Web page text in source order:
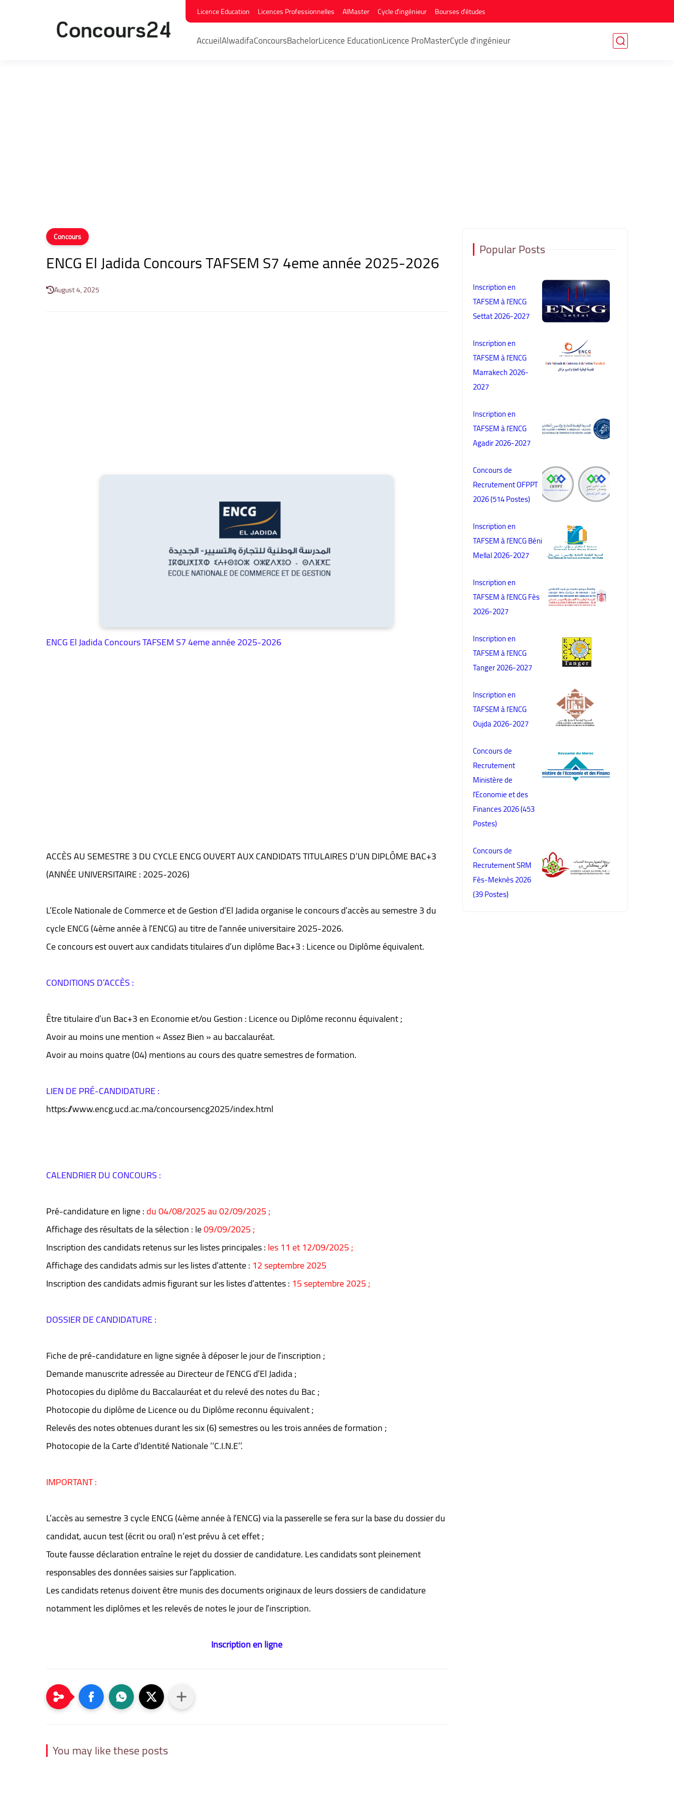
Licence Education Licences Professionnelles AlMaster Cycle d'ingénieur Bourses d'études
AccueilAlwadifaConcoursBachelorLicence EducationLicence ProMasterCycle d'ingénieur
Concours
ENCG El Jadida Concours TAFSEM S7 4eme année 2025-2026
August 4, 2025
ENCG El Jadida Concours TAFSEM S7 4eme année 2025-2026
ACCÈS AU SEMESTRE 3 DU CYCLE ENCG OUVERT AUX CANDIDATS TITULAIRES D’UN DIPLÔME BAC+3
(ANNÉE UNIVERSITAIRE : 2025-2026)
L’Ecole Nationale de Commerce et de Gestion d’El Jadida organise le concours d’accès au semestre 3 du
cycle ENCG (4ème année à l’ENCG) au titre de l’année universitaire 2025-2026.
Ce concours est ouvert aux candidats titulaires d’un diplôme Bac+3 : Licence ou Diplôme équivalent.
CONDITIONS D’ACCÈS :
Être titulaire d’un Bac+3 en Economie et/ou Gestion : Licence ou Diplôme reconnu équivalent ;
Avoir au moins une mention « Assez Bien » au baccalauréat.
Avoir au moins quatre (04) mentions au cours des quatre semestres de formation.
LIEN DE PRÉ-CANDIDATURE :
https://www.encg.ucd.ac.ma/concoursencg2025/index.html
CALENDRIER DU CONCOURS :
Pré-candidature en ligne :du 04/08/2025 au 02/09/2025 ;
Affichage des résultats de la sélection : le09/09/2025 ;
Inscription des candidats retenus sur les listes principales :les 11 et 12/09/2025 ;
Affichage des candidats admis sur les listes d’attente : 12 septembre 2025
Inscription des candidats admis figurant sur les listes d’attentes : 15 septembre 2025 ;
DOSSIER DE CANDIDATURE :
Fiche de pré-candidature en ligne signée à déposer le jour de l’inscription ;
Demande manuscrite adressée au Directeur de l’ENCG d’El Jadida ;
Photocopies du diplôme du Baccalauréat et du relevé des notes du Bac ;
Photocopie du diplôme de Licence ou du Diplôme reconnu équivalent ;
Relevés des notes obtenues durant les six (6) semestres ou les trois années de formation ;
Photocopie de la Carte d’Identité Nationale ‘‘C.I.N.E’’.
IMPORTANT :
L’accès au semestre 3 cycle ENCG (4ème année à l’ENCG) via la passerelle se fera sur la base du dossier du
candidat, aucun test (écrit ou oral) n’est prévu à cet effet ;
Toute fausse déclaration entraîne le rejet du dossier de candidature. Les candidats sont pleinement
responsables des données saisies sur l’application.
Les candidats retenus doivent être munis des documents originaux de leurs dossiers de candidature
notamment les diplômes et les relevés de notes le jour de l’inscription.
Inscription en ligne
You may like these posts
Popular Posts
Inscription en
TAFSEM à l'ENCG
Settat 2026-2027
Inscription en
TAFSEM à l'ENCG
Marrakech 2026-
2027
Inscription en
TAFSEM à l'ENCG
Agadir 2026-2027
Concours de
Recrutement OFPPT
2026 (514 Postes)
Inscription en
TAFSEM à l'ENCG Béni
Mellal 2026-2027
Inscription en
TAFSEM à l'ENCG Fès
2026-2027
Inscription en
TAFSEM à l'ENCG
Tanger 2026-2027
Inscription en
TAFSEM à l'ENCG
Oujda 2026-2027
Concours de
Recrutement
Ministère de
l’Economie et des
Finances 2026 (453
Postes)
Concours de
Recrutement SRM
Fès-Meknès 2026
(39 Postes)